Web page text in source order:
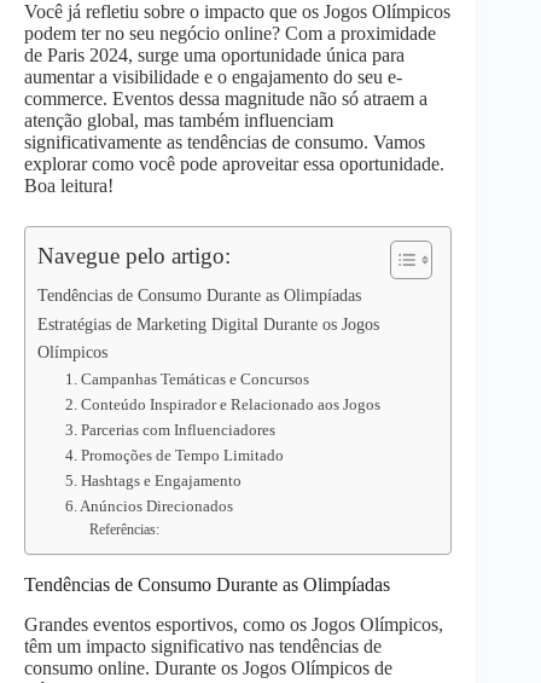
s
A
p
p
e
d
I
n
l
b
o
o
k
e
Você já refletiu sobre o impacto que os Jogos Olímpicos
podem ter no seu negócio online? Com a proximidade
de Paris 2024, surge uma oportunidade única para
aumentar a visibilidade e o engajamento do seu e-
commerce. Eventos dessa magnitude não só atraem a
atenção global, mas também influenciam
significativamente as tendências de consumo. Vamos
explorar como você pode aproveitar essa oportunidade.
Boa leitura!
Navegue pelo artigo:
Tendências de Consumo Durante as Olimpíadas
Estratégias de Marketing Digital Durante os Jogos
Olímpicos
1. Campanhas Temáticas e Concursos
2. Conteúdo Inspirador e Relacionado aos Jogos
3. Parcerias com Influenciadores
4. Promoções de Tempo Limitado
5. Hashtags e Engajamento
6. Anúncios Direcionados
Referências:
Tendências de Consumo Durante as Olimpíadas
Grandes eventos esportivos, como os Jogos Olímpicos,
têm um impacto significativo nas tendências de
consumo online. Durante os Jogos Olímpicos de